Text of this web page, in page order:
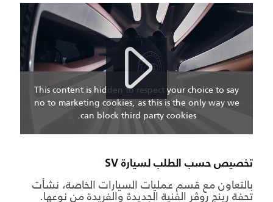
تخصيص حسب الطلب لسيارة SV
بالتعاون مع قسم عمليات السيارات الخاصة، نشأت
تحفة رينج روڤر الفنية الجديدة والفريدة من نوعها.
This content is hidden to respect your choice to say
no to marketing cookies, as this is the only way we
can block third party cookies.